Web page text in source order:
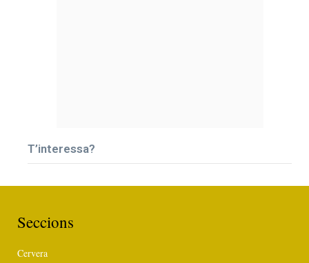
T’interessa?
Seccions
Cervera